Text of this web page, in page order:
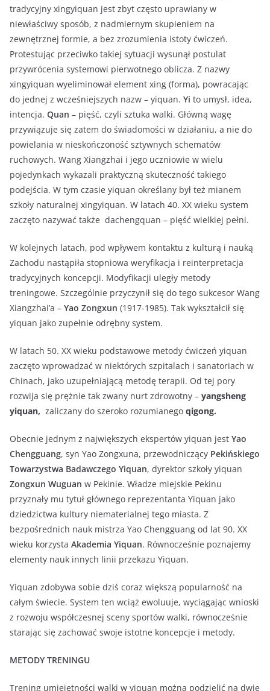
tradycyjny xingyiquan jest zbyt często uprawiany w
niewłaściwy sposób, z nadmiernym skupieniem na
zewnętrznej formie, a bez zrozumienia istoty ćwiczeń.
Protestując przeciwko takiej sytuacji wysunął postulat
przywrócenia systemowi pierwotnego oblicza. Z nazwy
xingyiquan wyeliminował element xing (forma), powracając
do jednej z wcześniejszych nazw – yiquan. Yi to umysł, idea,
intencja. Quan – pięść, czyli sztuka walki. Główną wagę
przywiązuje się zatem do świadomości w działaniu, a nie do
powielania w nieskończoność sztywnych schematów
ruchowych. Wang Xiangzhai i jego uczniowie w wielu
pojedynkach wykazali praktyczną skuteczność takiego
podejścia. W tym czasie yiquan określany był też mianem
szkoły naturalnej xingyiquan. W latach 40. XX wieku system
zaczęto nazywać także dachengquan – pięść wielkiej pełni.
W kolejnych latach, pod wpływem kontaktu z kulturą i nauką
Zachodu nastąpiła stopniowa weryfikacja i reinterpretacja
tradycyjnych koncepcji. Modyfikacji uległy metody
treningowe. Szczególnie przyczynił się do tego sukcesor Wang
Xiangzhai’a – Yao Zongxun (1917-1985). Tak wykształcił się
yiquan jako zupełnie odrębny system.
W latach 50. XX wieku podstawowe metody ćwiczeń yiquan
zaczęto wprowadzać w niektórych szpitalach i sanatoriach w
Chinach, jako uzupełniającą metodę terapii. Od tej pory
rozwija się prężnie tak zwany nurt zdrowotny – yangsheng
yiquan, zaliczany do szeroko rozumianego qigong.
Obecnie jednym z największych ekspertów yiquan jest Yao
Chengguang, syn Yao Zongxuna, przewodniczący Pekińskiego
Towarzystwa Badawczego Yiquan, dyrektor szkoły yiquan
Zongxun Wuguan w Pekinie. Władze miejskie Pekinu
przyznały mu tytuł głównego reprezentanta Yiquan jako
dziedzictwa kultury niematerialnej tego miasta. Z
bezpośrednich nauk mistrza Yao Chengguang od lat 90. XX
wieku korzysta Akademia Yiquan. Równocześnie poznajemy
elementy nauk innych linii przekazu Yiquan.
Yiquan zdobywa sobie dziś coraz większą popularność na
całym świecie. System ten wciąż ewoluuje, wyciągając wnioski
z rozwoju współczesnej sceny sportów walki, równocześnie
starając się zachować swoje istotne koncepcje i metody.
METODY TRENINGU
Trening umiejętności walki w yiquan można podzielić na dwie